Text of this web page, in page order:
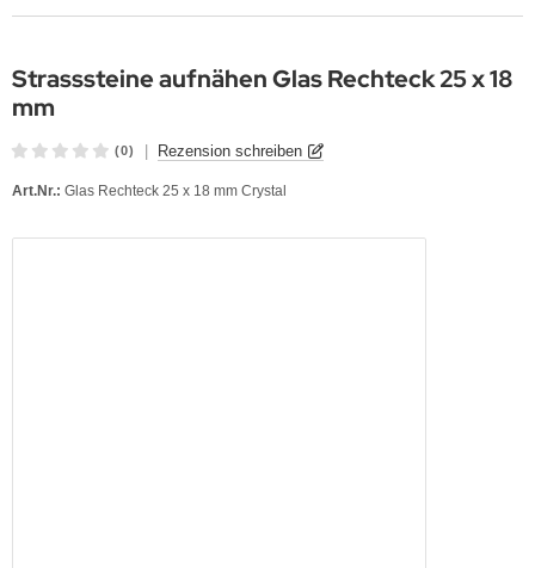
Strasssteine aufnähen Glas Rechteck 25 x 18
mm
(0) Rezension schreiben
Art.Nr.: Glas Rechteck 25 x 18 mm Crystal